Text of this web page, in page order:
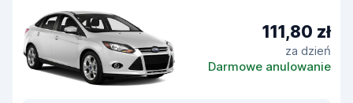
111,80 zł
za dzień
Darmowe anulowanie